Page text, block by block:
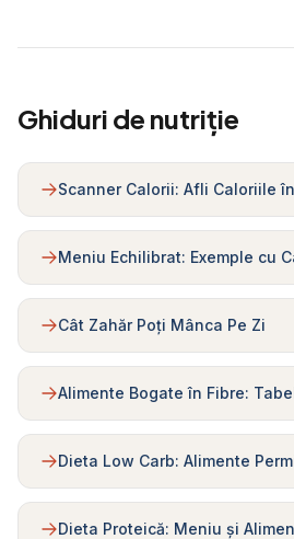
Ghiduri de nutriție
Scanner Calorii: Afli Caloriile
Meniu Echilibrat: Exemple cu
Cât Zahăr Poți Mânca Pe Zi
Alimente Bogate în Fibre:
Dieta Low Carb: Alimente
Dieta Proteică: Meniu și